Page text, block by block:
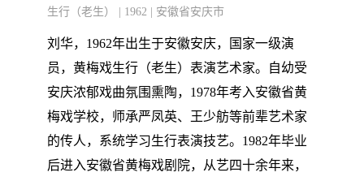
生行（老生） | 1962 | 安徽省安庆市
刘华，1962年出生于安徽安庆，国家一级演
员，黄梅戏生行（老生）表演艺术家。自幼受
安庆浓郁戏曲氛围熏陶，1978年考入安徽省黄
梅戏学校，师承严凤英、王少舫等前辈艺术家
的传人，系统学习生行表演技艺。1982年毕业
后进入安徽省黄梅戏剧院，从艺四十余年来，